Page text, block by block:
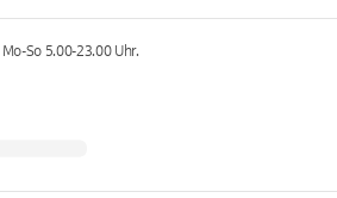
Mo-So 5.00-23.00Uhr.